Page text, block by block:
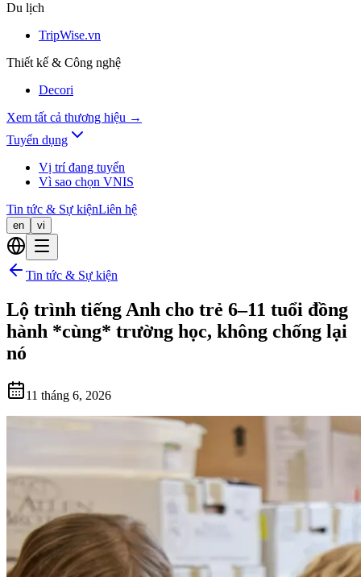
Du lịch
TripWise.vn
Thiết kế & Công nghệ
Decori
Xem tất cả thương hiệu →
Tuyển dụng
Vị trí đang tuyển
Vì sao chọn VNIS
Tin tức & Sự kiệnLiên hệ
en vi
Tin tức & Sự kiện
Lộ trình tiếng Anh cho trẻ 6–11 tuổi đồng
hành *cùng* trường học, không chống lại
nó
11 tháng 6, 2026